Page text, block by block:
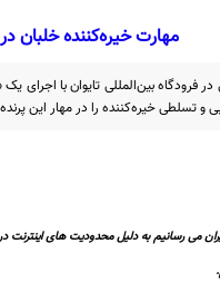
مهارت خیره‌کننده خلبان
فرودگاه بین‌المللی تایوان با اجرای
و تسلطی خیره‌کننده را در مهار این
می رسانیم به دلیل محدودیت های